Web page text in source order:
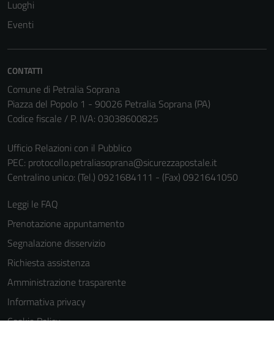
Luoghi
Eventi
CONTATTI
Comune di Petralia Soprana
Piazza del Popolo 1 - 90026 Petralia Soprana (PA)
Codice fiscale / P. IVA: 03038600825
Ufficio Relazioni con il Pubblico
PEC: protocollo.petraliasoprana@sicurezzapostale.it
Centralino unico: (Tel.) 0921684111 - (Fax) 0921641050
Leggi le FAQ
Prenotazione appuntamento
Segnalazione disservizio
Richiesta assistenza
Amministrazione trasparente
Informativa privacy
Cookie Policy
funzionamento
del sito e non
disabilitati.
Questi cookie